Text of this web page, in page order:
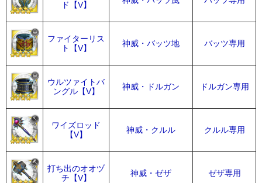
ド【V】
ファイターリス
ト【V】
神威・バッツ地 バッツ専用
ウルツァイトバ
ングル【V】
神威・ドルガン ドルガン専用
ワイズロッド
【V】
神威・クルル クルル専用
打ち出のオオヅ
チ【V】
神威・ゼザ ゼザ専用